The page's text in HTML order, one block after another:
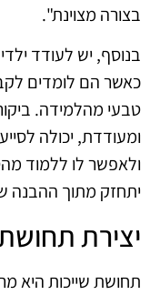
בצורה מצוינת".
בנוסף, יש לעודד
כאשר הם לומדים
טבעי מהלמידה.
ומעודדת, יכולה
ולאפשר לו ללמוד
יתחזק מתוך ההבנה
יצירת
תחושת שייכות היא